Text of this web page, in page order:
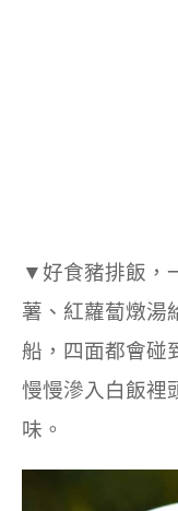
▼好食豬排飯，
薯、紅蘿蔔燉湯
船，四面都會碰
慢慢滲入白飯裡
味。